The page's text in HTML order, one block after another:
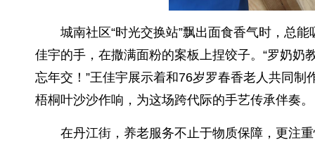
城南社区“时光交换站”飘出面食香气时，总
佳宇的手，在撒满面粉的案板上捏饺子。“罗奶
忘年交！”王佳宇展示着和76岁罗春香老人共同
梧桐叶沙沙作响，为这场跨代际的手艺传承伴奏。
在丹江街，养老服务不止于物质保障，更注